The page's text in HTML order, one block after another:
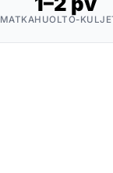
MATKAHUOLTO-